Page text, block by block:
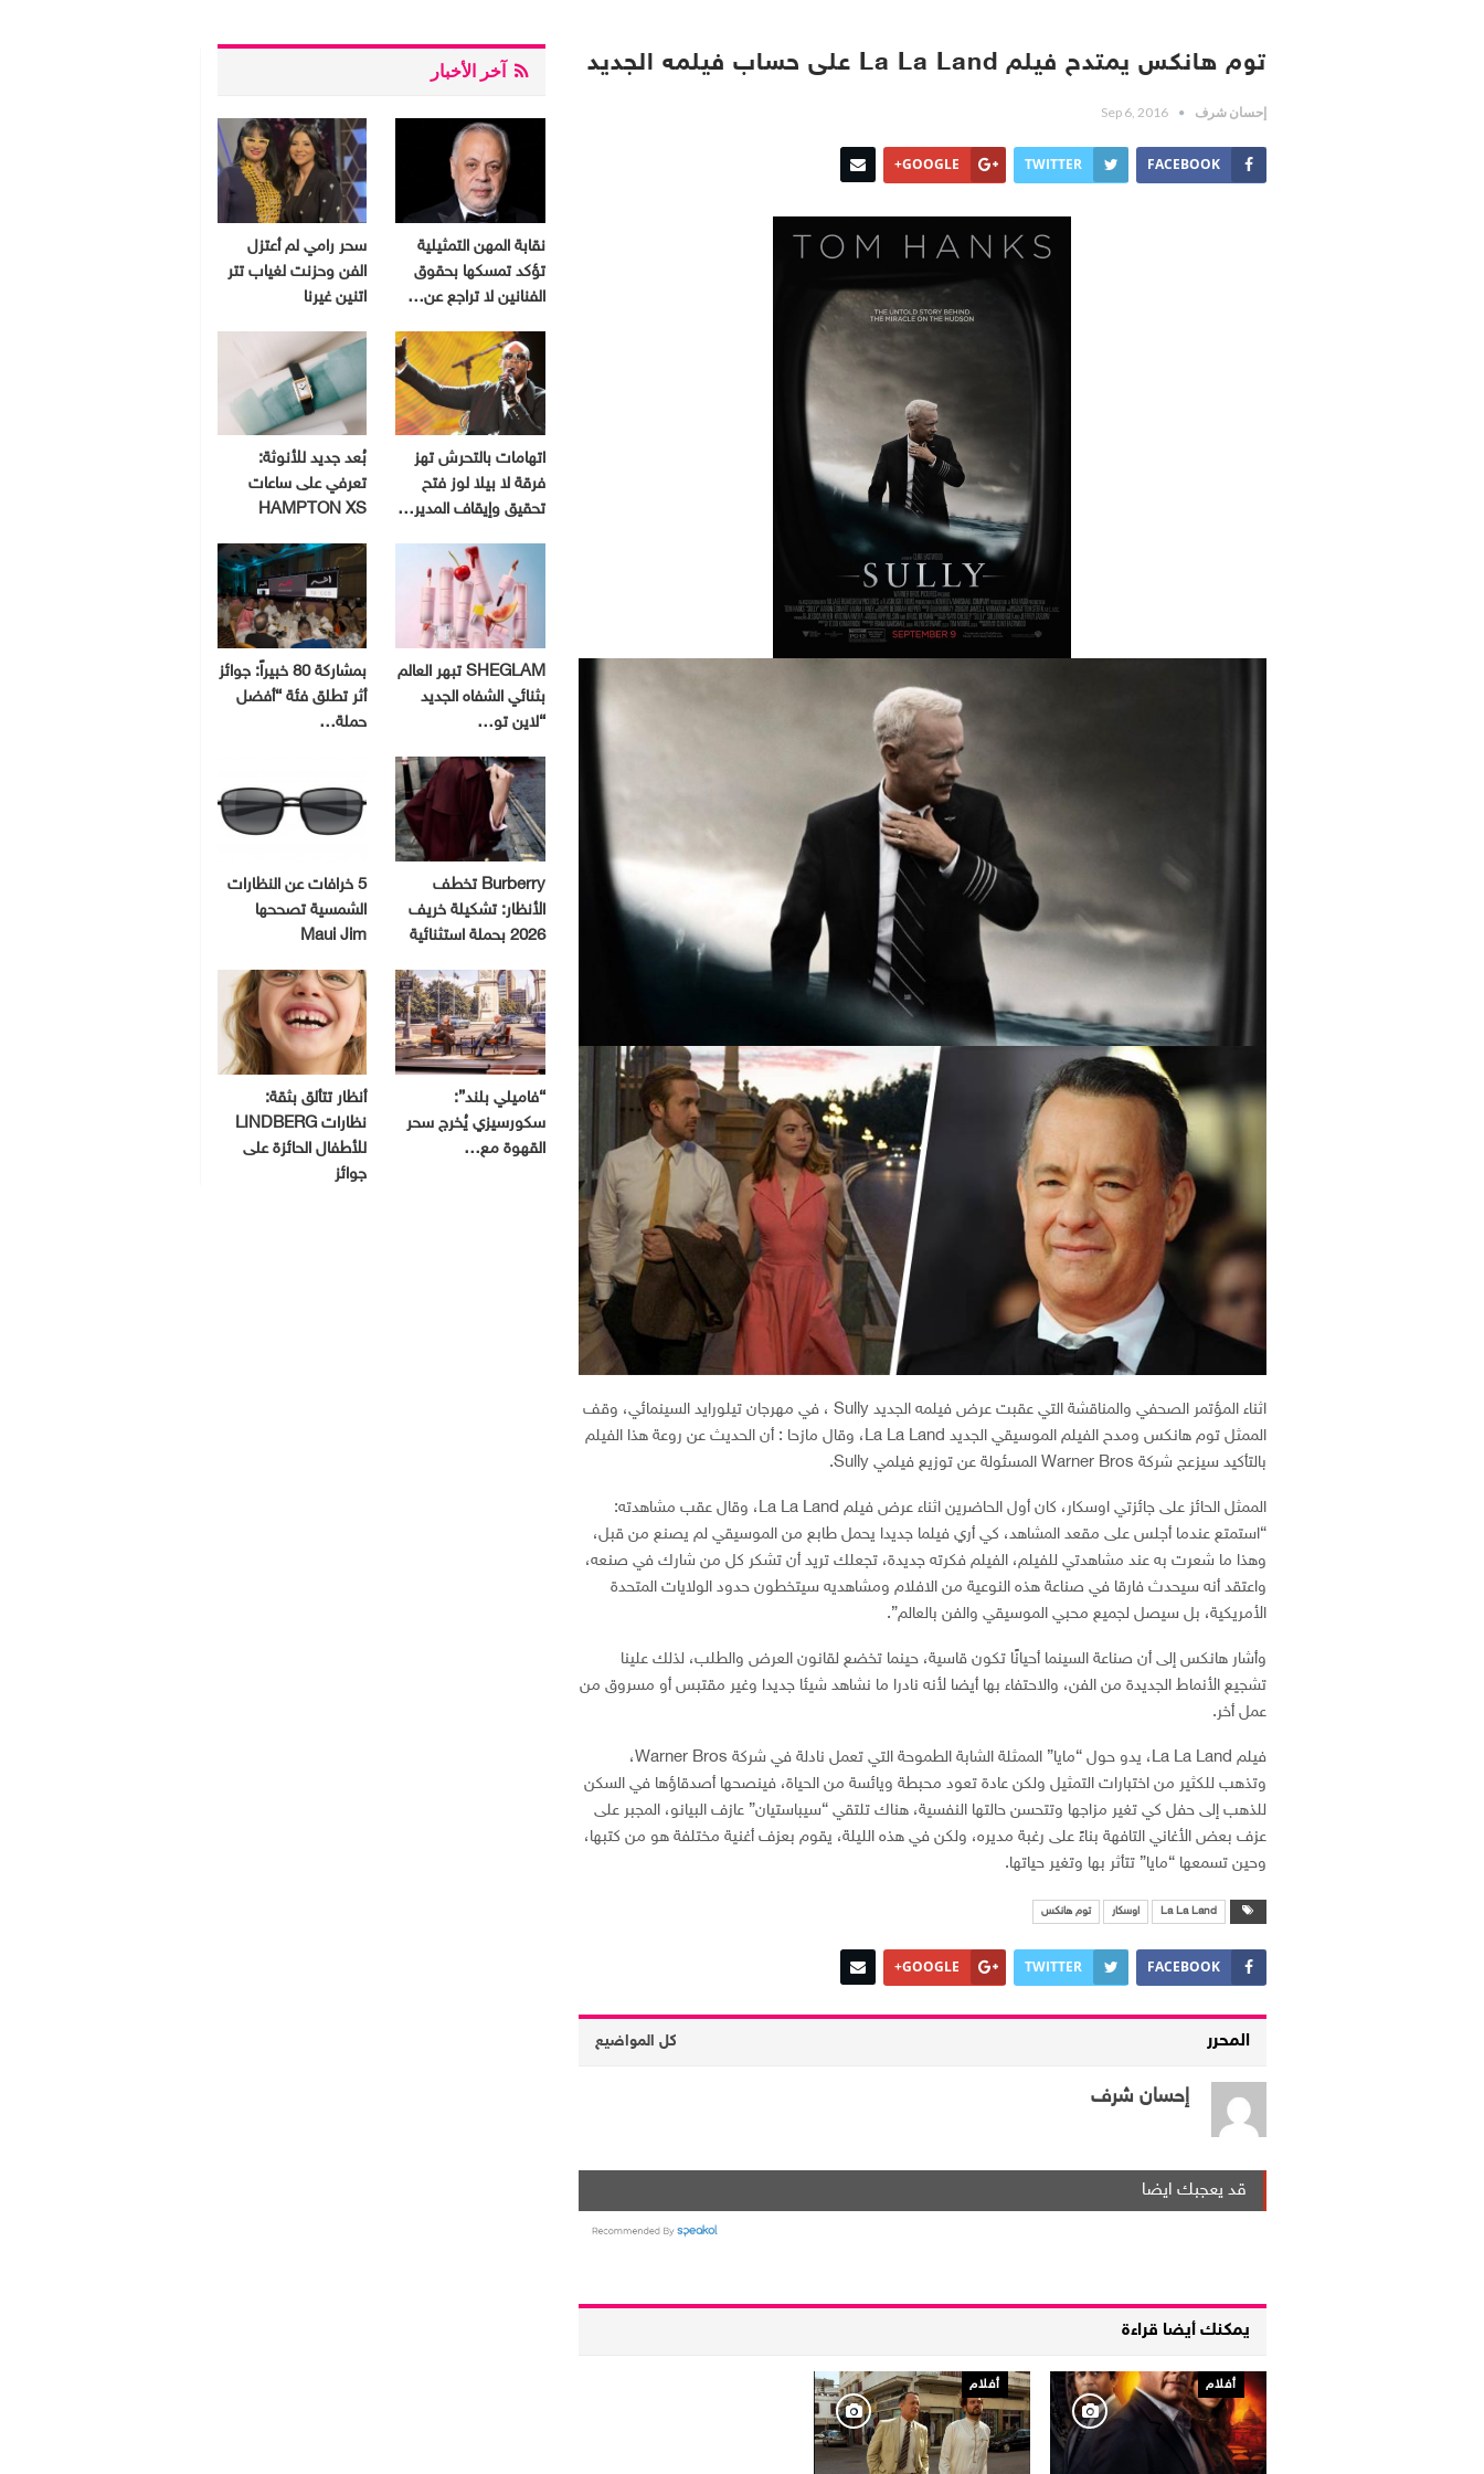
توم هانكس يمتدح فيلم La La Land على حساب فيلمه الجديد
إحسان شرف Sep 6, 2016
FACEBOOK
TWITTER
GOOGLE+
اثناء المؤتمر الصحفي والمناقشة التي عقبت عرض فيلمه الجديد Sully ، في مهرجان تيلورايد السينمائي، وقف
الممثل توم هانكس ومدح الفيلم الموسيقي الجديد La La Land، وقال مازحا : أن الحديث عن روعة هذا الفيلم
بالتأكيد سيزعج شركة Warner Bros المسئولة عن توزيع فيلمي Sully.
الممثل الحائز على جائزتي اوسكار، كان أول الحاضرين اثناء عرض فيلم La La Land، وقال عقب مشاهدته:
“استمتع عندما أجلس على مقعد المشاهد، كي أري فيلما جديدا يحمل طابع من الموسيقي لم يصنع من قبل،
وهذا ما شعرت به عند مشاهدتي للفيلم، الفيلم فكرته جديدة، تجعلك تريد أن تشكر كل من شارك في صنعه،
واعتقد أنه سيحدث فارقا في صناعة هذه النوعية من الافلام ومشاهديه سيتخطون حدود الولايات المتحدة
الأمريكية، بل سيصل لجميع محبي الموسيقي والفن بالعالم”.
وأشار هانكس إلى أن صناعة السينما أحيانًا تكون قاسية، حينما تخضع لقانون العرض والطلب، لذلك علينا
تشجيع الأنماط الجديدة من الفن، والاحتفاء بها أيضا لأنه نادرا ما نشاهد شيئا جديدا وغير مقتبس أو مسروق من
عمل أخر.
فيلم La La Land، يدو حول “مايا” الممثلة الشابة الطموحة التي تعمل نادلة في شركة Warner Bros،
وتذهب للكثير من اختبارات التمثيل ولكن عادة تعود محبطة ويائسة من الحياة، فينصحها أصدقاؤها في السكن
للذهب إلى حفل كي تغير مزاجها وتتحسن حالتها النفسية، هناك تلتقي “سيباستيان” عازف البيانو، المجبر على
عزف بعض الأغاني التافهة بناءً على رغبة مديره، ولكن في هذه الليلة، يقوم بعزف أغنية مختلفة هو من كتبها،
وحين تسمعها “مايا” تتأثر بها وتغير حياتها.
La La Land اوسكار توم هانكس
FACEBOOK
TWITTER
GOOGLE+
المحرر كل المواضيع
إحسان شرف
قد يعجبك ايضا
يمكنك أيضا قراءة
أفلام أفلام
آخر الأخبار
نقابة المهن التمثيلية
تؤكد تمسكها بحقوق
الفنانين لا تراجع عن…
سحر رامي لم أعتزل
الفن وحزنت لغياب تتر
اتنين غيرنا
اتهامات بالتحرش تهز
فرقة لا بيلا لوز فتح
تحقيق وإيقاف المدير…
بُعد جديد للأنوثة:
تعرفي على ساعات
HAMPTON XS
SHEGLAM تبهر العالم
بثنائي الشفاه الجديد
“لاين تو…
بمشاركة 80 خبيراً: جوائز
أثر تطلق فئة “أفضل
حملة…
Burberry تخطف
الأنظار: تشكيلة خريف
2026 بحملة استثنائية
5 خرافات عن النظارات
الشمسية تصححها
Maui Jim
“فاميلي بلند”:
سكورسيزي يُخرج سحر
القهوة مع…
أنظار تتألق بثقة:
نظارات LINDBERG
للأطفال الحائزة على
جوائز